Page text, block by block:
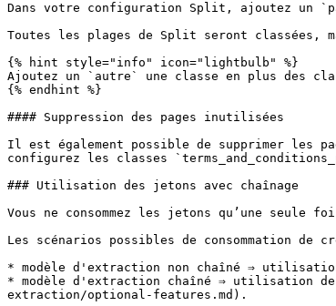
Dans votre configuration Split, ajoutez un
Toutes les plages de Split seront classées,
{% hint style="info" icon="lightbulb" %}
Ajoutez un `autre` une classe en plus des
{% endhint %}
#### Suppression des pages inutilisées
Il est également possible de supprimer les
configurez les classes
### Utilisation des jetons avec chaînage
Vous ne consommez les jetons qu’une
Les scénarios possibles de consommation
* modèle d'extraction non chaîné ⇒
* modèle d'extraction chaîné ⇒ utilisation
extraction/optional-features.md).